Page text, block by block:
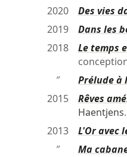
2020
Des vies
2019
Dans les
2018
Le temps
″
Prélude à
2015
Rêves
Haentjens
2013
L'Or avec
″
Ma